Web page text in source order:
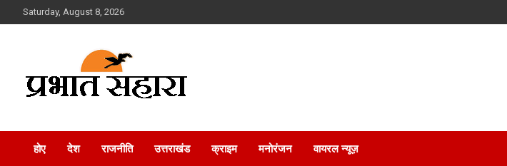
to
Saturday, August 8, 2026
Prabhat Sahara
होए देश राजनीति उत्तराखंड क्राइम मनोरंजन वायरल न्यूज़